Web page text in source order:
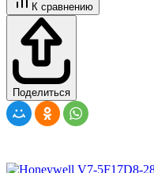
К сравнению
Поделиться